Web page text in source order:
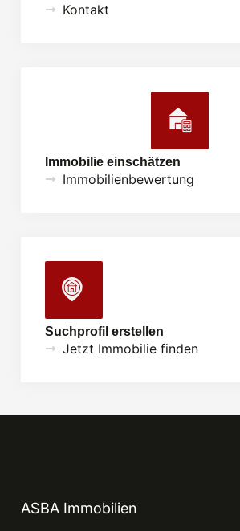
Kontakt
Immobilie einschätzen
Immobilienbewertung
Suchprofil erstellen
Jetzt Immobilie finden
ASBA Immobilien